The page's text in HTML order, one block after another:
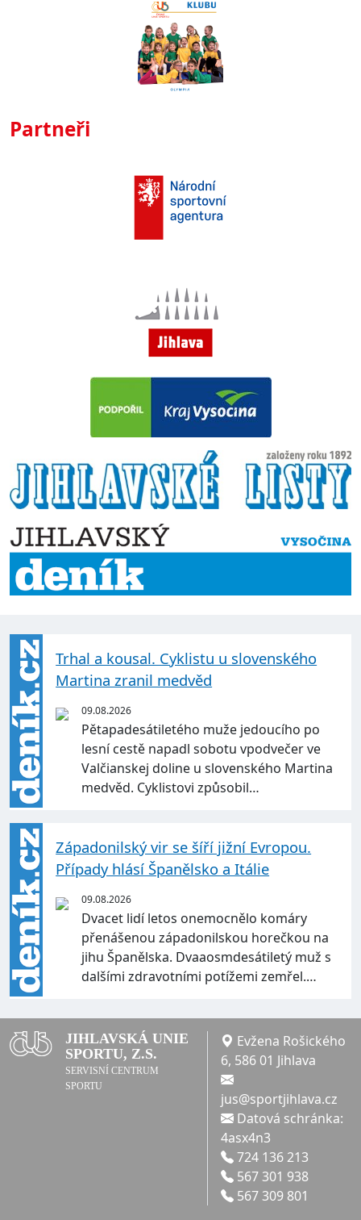
Partneři
Trhal a kousal. Cyklistu u slovenského
Martina zranil medvěd
09.08.2026
Pětapadesátiletého muže jedoucího po
lesní cestě napadl sobotu vpodvečer ve
Valčianskej doline u slovenského Martina
medvěd. Cyklistovi způsobil…
Západonilský vir se šíří jižní Evropou.
Případy hlásí Španělsko a Itálie
09.08.2026
Dvacet lidí letos onemocnělo komáry
přenášenou západonilskou horečkou na
jihu Španělska. Dvaaosmdesátiletý muž s
dalšími zdravotními potížemi zemřel.…
JIHLAVSKÁ UNIE
SPORTU, Z.S.
SERVISNÍ CENTRUM
SPORTU
Evžena Rošického
6, 586 01 Jihlava
jus@sportjihlava.cz
Datová schránka:
4asx4n3
724 136 213
567 301 938
567 309 801